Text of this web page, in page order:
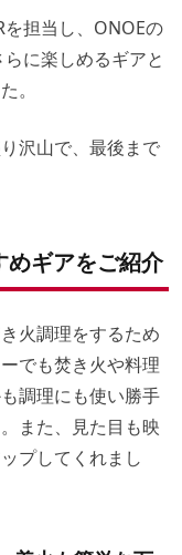
担当し、ONOEの
に楽しめるギアと
。
沢山で、最後まで
めギアをご紹介
火調理をするため
でも焚き火や料理
調理にも使い勝手
また、見た目も映
プしてくれまし